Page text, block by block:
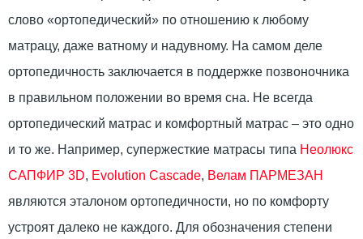
слово «ортопедический» по отношению к любому
матрацу, даже ватному и надувному. На самом деле
ортопедичность заключается в поддержке позвоночника
в правильном положении во время сна. Не всегда
ортопедический матрас и комфортный матрас – это одно
и то же. Например, супержесткие матрасы типа Неолюкс
САПФИР 3D, Evolution Cascade, Велам ПАРМЕЗАН
являются эталоном ортопедичности, но по комфорту
устроят далеко не каждого. Для обозначения степени